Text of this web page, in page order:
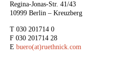
Regina-Jonas-Str. 41/43
10999 Berlin – Kreuzberg
T 030 201714 0
F 030 201714 28
E buero(at)ruethnick.com